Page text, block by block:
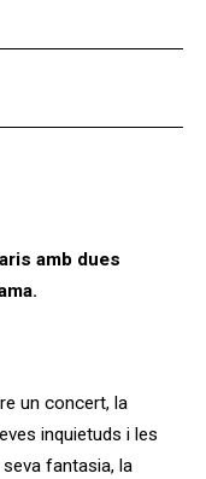
amb dues
un concert, la
inquietuds i les
fantasia, la